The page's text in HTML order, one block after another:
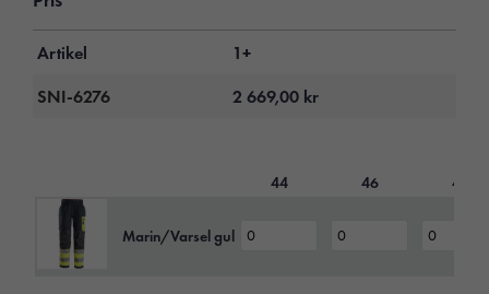
Artikel
1+
SNI-6276
2 669,00 kr
44 46 48
Marin/Varsel gul